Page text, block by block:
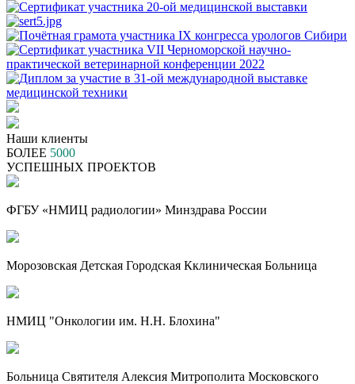
Наши клиенты
БОЛЕЕ 5000
УСПЕШНЫХ ПРОЕКТОВ
ФГБУ «НМИЦ радиологии» Минздрава России
Морозовская Детская Городская Кклиническая Больница
НМИЦ "Онкологии им. Н.Н. Блохина"
Больница Святителя Алексия Митрополита Московского